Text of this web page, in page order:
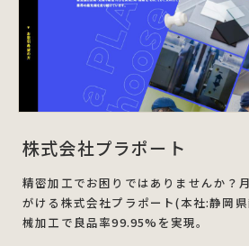
株式会社プラポート
精密加工でお困りではありませんか？
がける株式会社プラポート(本社:静岡
械加工で良品率99.95%を実現。